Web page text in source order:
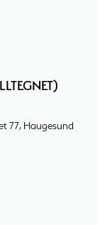
77, Haugesund